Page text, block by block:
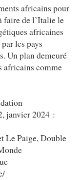
africains pour
faire de l’Italie le
africaines
les pays
Un plan demeuré
africains comme
janvier 2024 :
Le Paige, Double